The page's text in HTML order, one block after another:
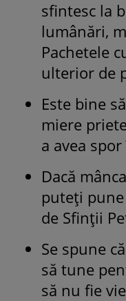
sfintesc la
lumânări,
Pachetele
ulterior de
Este bine
miere
a avea
Dacă
puteți
de Sfinții
Se spune
să tune
să nu fie